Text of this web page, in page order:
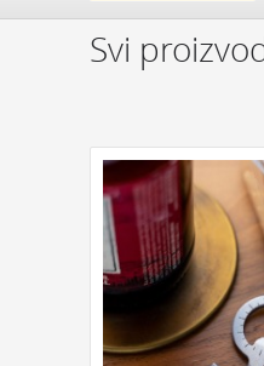
PREKO 3000
IZABERITE PROIZVOĐAČA
DYNOMIGHTY COOKUT
NPW J-ME
KIKKERLAND
POKLON JE ZA:
POKLON ZA MAMU
POKLON ZA BAKU
Svi